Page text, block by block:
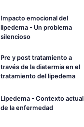
Impacto emocional del
lipedema - Un problema
silencioso
Pre y post tratamiento a
través de la diatermia en el
tratamiento del lipedema
Lipedema - Contexto actual
de la enfermedad